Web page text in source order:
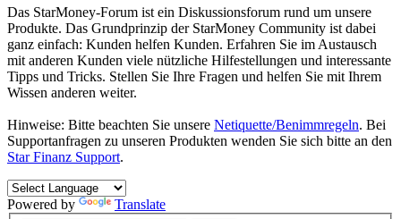
Das StarMoney-Forum ist ein Diskussionsforum rund um unsere
Produkte. Das Grundprinzip der StarMoney Community ist dabei
ganz einfach: Kunden helfen Kunden. Erfahren Sie im Austausch
mit anderen Kunden viele nützliche Hilfestellungen und interessante
Tipps und Tricks. Stellen Sie Ihre Fragen und helfen Sie mit Ihrem
Wissen anderen weiter.
Hinweise: Bitte beachten Sie unsere Netiquette/Benimmregeln. Bei
Supportanfragen zu unseren Produkten wenden Sie sich bitte an den
Star Finanz Support.
Powered by Translate